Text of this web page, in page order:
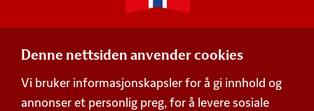
Denne nettsiden anvender cookies
Vi bruker informasjonskapsler for å gi innhold og
annonser et personlig preg, for å levere sosiale
Postboks 360,
Økern, 0513 Oslo